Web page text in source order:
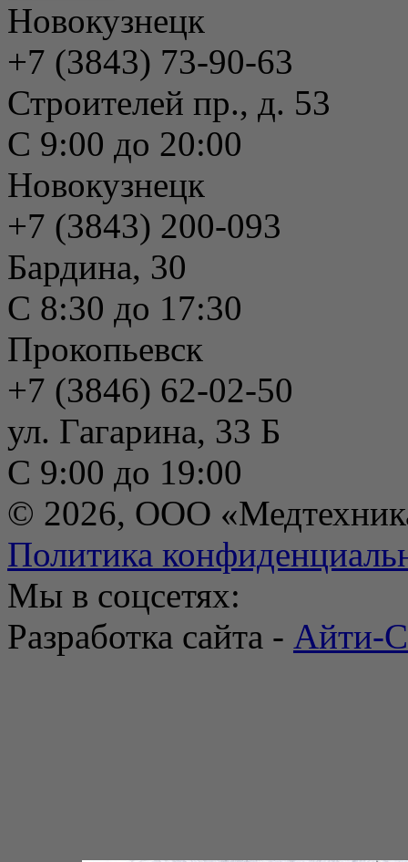
Новокузнецк
+7 (3843) 73-90-63
Строителей пр., д. 53
С 9:00 до 20:00
Новокузнецк
+7 (3843) 200-093
Бардина, 30
С 8:30 до 17:30
Прокопьевск
+7 (3846) 62-02-50
ул. Гагарина, 33 Б
С 9:00 до 19:00
© 2026, ООО
Политика
Мы в соцсетях:
Разработка сайта - Айти-